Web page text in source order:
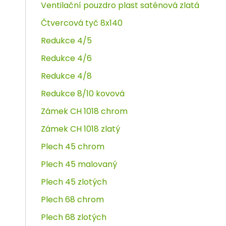
Ventilační pouzdro plast saténová zlatá
Čtvercová tyč 8x140
Redukce 4/5
Redukce 4/6
Redukce 4/8
Redukce 8/10 kovová
Zámek CH 1018 chrom
Zámek CH 1018 zlatý
Plech 45 chrom
Plech 45 malovaný
Plech 45 zlotých
Plech 68 chrom
Plech 68 zlotých